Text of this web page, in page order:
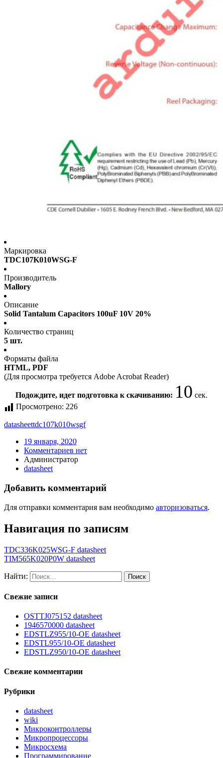
Маркировка
TDC107K010WSG-F
Производитель
Mallory
Описание
Solid Tantalum Capacitors 100uF 10V 20%
Количество страниц
5 шт.
Форматы файла
HTML, PDF
(Для просмотра требуется Adobe Acrobat Reader)
Подождите, идет подготовка к скачиванию: 10 сек.
Просмотрено: 226
datasheettdc107k010wsgf
19 января, 2020
Комментариев нет
Администратор
datasheet
Добавить комментарий
Для отправки комментария вам необходимо авторизоваться.
Навигация по записям
TDC336K025WSG-F datasheet
TIM565K020P0W datasheet
Найти:
Свежие записи
OSTTJ075152 datasheet
1946570000 datasheet
EDSTLZ955/10-OE datasheet
EDSTL955/10-OE datasheet
EDSTLZ950/10-OE datasheet
Свежие комментарии
Рубрики
datasheet
wiki
Микроконтроллеры
Микропроцессоры
Микросхема
Программирование